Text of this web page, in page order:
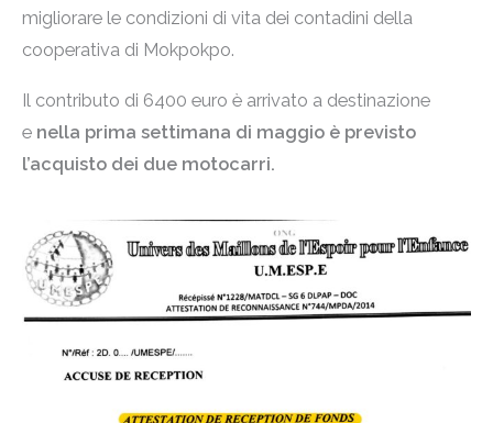
migliorare le condizioni di vita dei contadini della
cooperativa di Mokpokpo.
Il contributo di 6400 euro è arrivato a destinazione
e nella prima settimana di maggio è previsto
l’acquisto dei due motocarri.